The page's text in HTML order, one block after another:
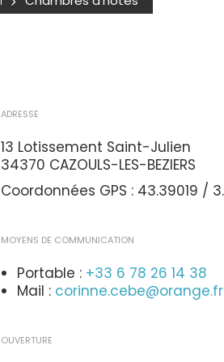
ADRESSE
13 Lotissement Saint-Julien
34370 CAZOULS-LES-BEZIERS
Coordonnées GPS : 43.39019 /
MOYENS DE COMMUNICATION
Portable : +33 6 78 26 14 38
Mail : corinne.cebe@orange.fr
OUVERTURE